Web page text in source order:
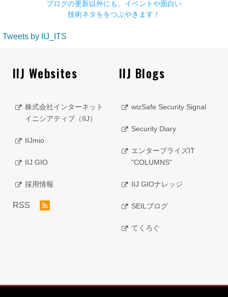
ブログの更新以外にも、イベントや面白い
技術ネタををつぶやきます！
Tweets by IIJ_ITS
IIJ Websites
株式会社インターネット
イニシアティブ（IIJ）
IIJmio
IIJ GIO
採用情報
RSS
IIJ Blogs
wizSafe Security Signal
Security Diary
エンタープライズIT
"COLUMNS"
IIJ GIOナレッジ
SEILブログ
てくろぐ